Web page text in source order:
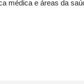
médica e áreas da